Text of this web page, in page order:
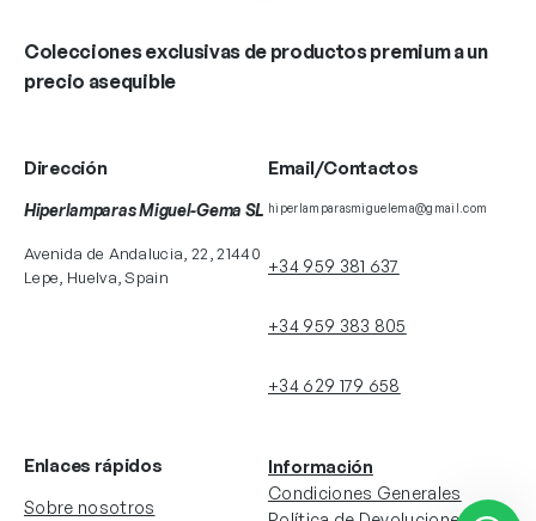
Colecciones exclusivas de productos premium a un
precio asequible
Dirección
Hiperlamparas Miguel-Gema SL
Avenida de Andalucia, 22, 21440
Lepe, Huelva, Spain
Email/Contactos
hiperlamparasmiguelema@gmail.com
+34 959 381 637
+34 959 383 805
+34 629 179 658
Enlaces rápidos
Sobre nosotros
Información
Condiciones Generales